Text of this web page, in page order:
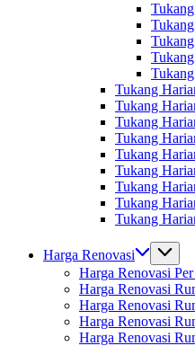
Tukang
Tukang
Tukang
Tukang
Tukang
Tukang
Tukang
Tukang
Tukang
Harga Renovasi
Harga Renovasi
Harga Renovasi
Harga Renovasi
Harga Renovasi
Harga Renovasi